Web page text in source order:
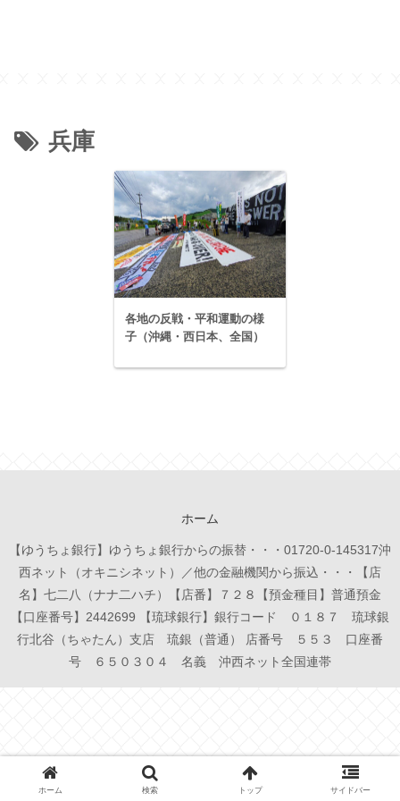
兵庫
各地の反戦・平和運動の様
子（沖縄・西日本、全国）
ホーム
【ゆうちょ銀行】ゆうちょ銀行からの振替・・・01720-0-145317沖
西ネット（オキニシネット）／他の金融機関から振込・・・【店
名】七二八（ナナ二ハチ）【店番】７２８【預金種目】普通預金
【口座番号】2442699 【琉球銀行】銀行コード ０１８７ 琉球銀
行北谷（ちゃたん）支店 琉銀（普通） 店番号 ５５３ 口座番
号 ６５０３０４ 名義 沖西ネット全国連帯
ホーム 検索 トップ サイドバー